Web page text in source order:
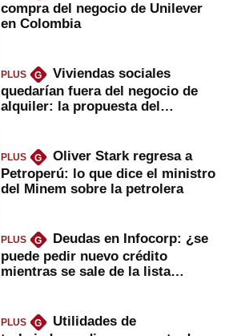
compra del negocio de Unilever
en Colombia
PLUS G
Viviendas sociales
quedarían fuera del negocio de
alquiler: la propuesta del
PLUS G
Oliver Stark regresa a
Petroperú: lo que dice el ministro
del Minem sobre la petrolera
PLUS G
Deudas en Infocorp: ¿se
puede pedir nuevo crédito
mientras se sale de la lista
PLUS G
Utilidades de